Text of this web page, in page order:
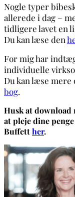
Nogle typer
allerede i dag –
tidligere lavet en
Du kan læse den
For mig har
individuelle
Du kan læse
bog.
Husk at download
at pleje dine
Buffetther.